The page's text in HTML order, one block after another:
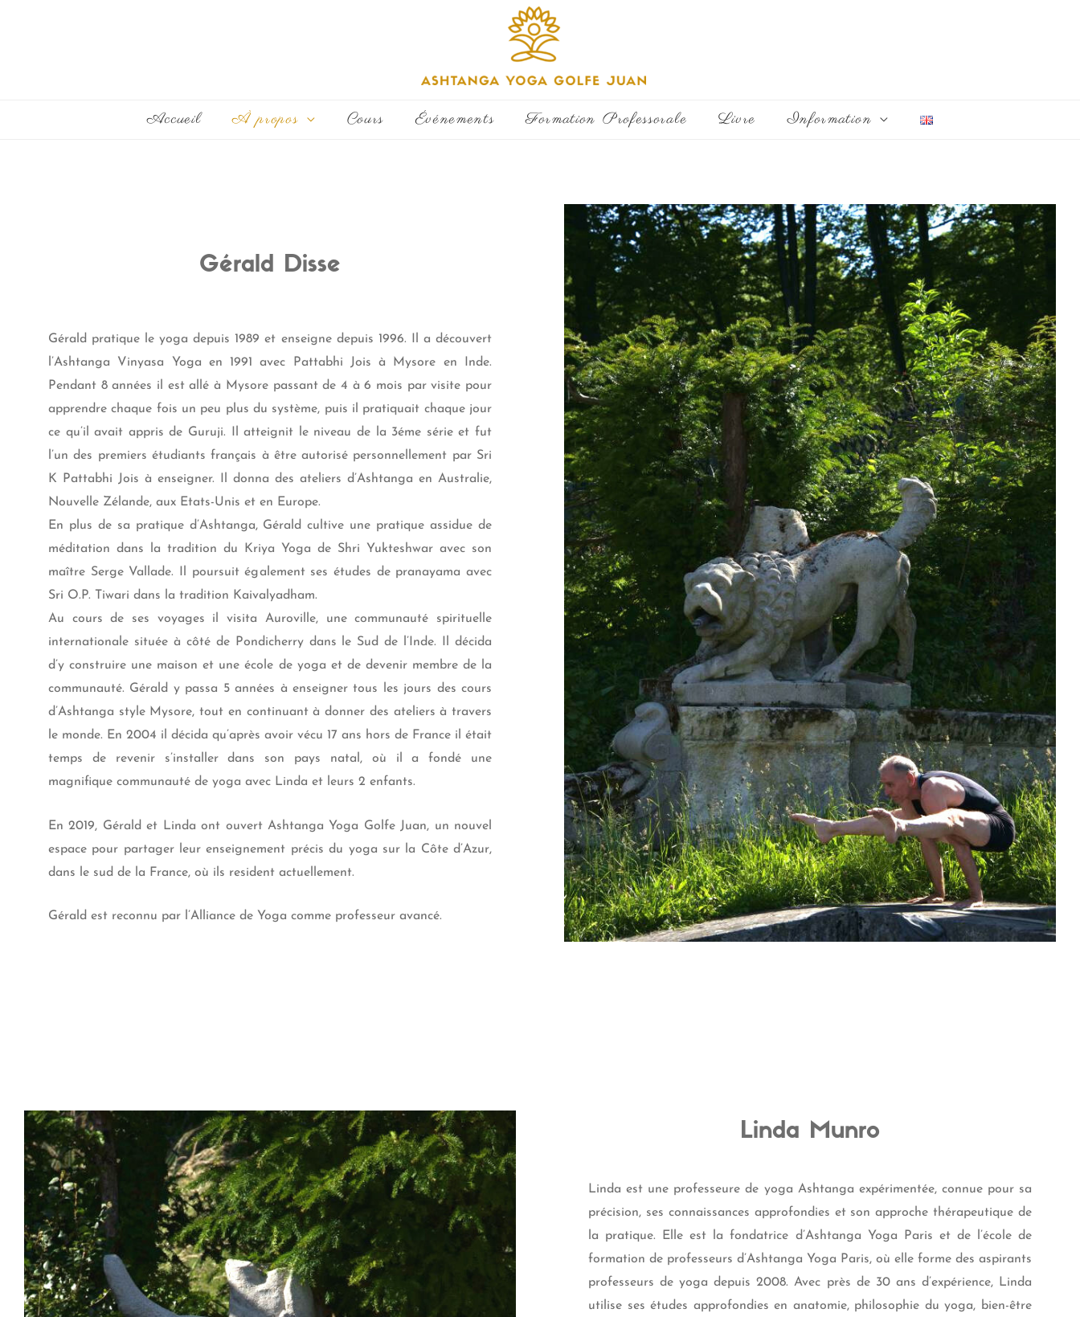
Accueil À propos Cours Événements Formation Professorale Livre Information
Gérald Disse
Gérald pratique le yoga depuis 1989 et enseigne depuis 1996. Il a découvert
l’Ashtanga Vinyasa Yoga en 1991 avec Pattabhi Jois à Mysore en Inde.
Pendant 8 années il est allé à Mysore passant de 4 à 6 mois par visite pour
apprendre chaque fois un peu plus du système, puis il pratiquait chaque jour
ce qu’il avait appris de Guruji. Il atteignit le niveau de la 3éme série et fut
l’un des premiers étudiants français à être autorisé personnellement par Sri
K Pattabhi Jois à enseigner. Il donna des ateliers d’Ashtanga en Australie,
Nouvelle Zélande, aux Etats-Unis et en Europe.
En plus de sa pratique d’Ashtanga, Gérald cultive une pratique assidue de
méditation dans la tradition du Kriya Yoga de Shri Yukteshwar avec son
maître Serge Vallade. Il poursuit également ses études de pranayama avec
Sri O.P. Tiwari dans la tradition Kaivalyadham.
Au cours de ses voyages il visita Auroville, une communauté spirituelle
internationale située à côté de Pondicherry dans le Sud de l’Inde. Il décida
d’y construire une maison et une école de yoga et de devenir membre de la
communauté. Gérald y passa 5 années à enseigner tous les jours des cours
d’Ashtanga style Mysore, tout en continuant à donner des ateliers à travers
le monde. En 2004 il décida qu’après avoir vécu 17 ans hors de France il était
temps de revenir s’installer dans son pays natal, où il a fondé une
magnifique communauté de yoga avec Linda et leurs 2 enfants.
En 2019, Gérald et Linda ont ouvert Ashtanga Yoga Golfe Juan, un nouvel
espace pour partager leur enseignement précis du yoga sur la Côte d’Azur,
dans le sud de la France, où ils resident actuellement.
Gérald est reconnu par l’Alliance de Yoga comme professeur avancé.
Linda Munro
Linda est une professeure de yoga Ashtanga expérimentée, connue pour sa
précision, ses connaissances approfondies et son approche thérapeutique de
la pratique. Elle est la fondatrice d’Ashtanga Yoga Paris et de l’école de
formation de professeurs d’Ashtanga Yoga Paris, où elle forme des aspirants
professeurs de yoga depuis 2008. Avec près de 30 ans d’expérience, Linda
utilise ses études approfondies en anatomie, philosophie du yoga, bien-être